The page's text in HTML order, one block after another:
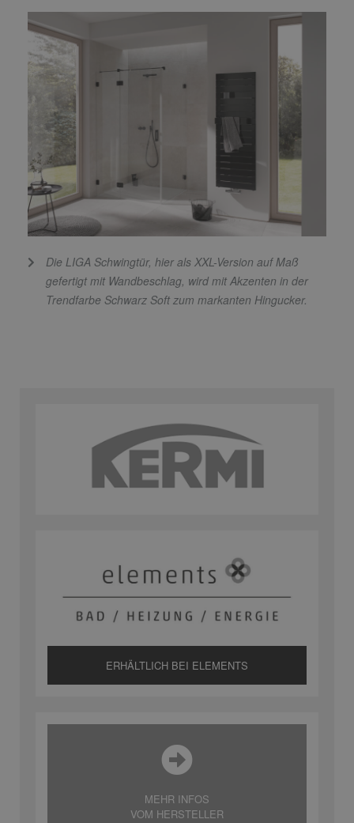
Die LIGA Schwingtür, hier als XXL-Version auf Maß
gefertigt mit Wandbeschlag, wird mit Akzenten in der
Trendfarbe Schwarz Soft zum markanten Hingucker.
ERHÄLTLICH BEI ELEMENTS
MEHR INFOS
VOM HERSTELLER